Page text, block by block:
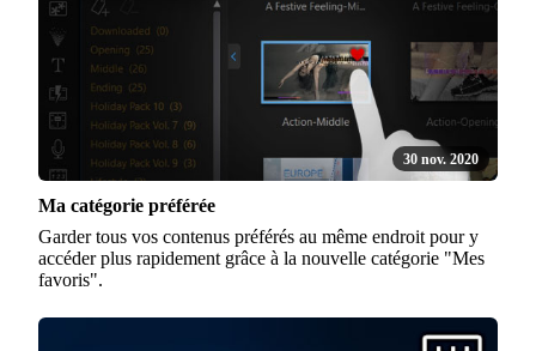
30 nov. 2020
Ma catégorie préférée
Garder tous vos contenus préférés au même endroit pour y
accéder plus rapidement grâce à la nouvelle catégorie "Mes
favoris".